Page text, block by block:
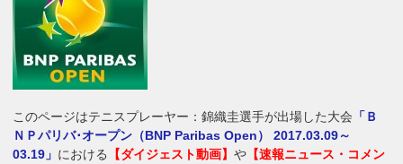
このページはテニスプレーヤー：錦織圭選手が出場した大会 「Ｂ
ＮＰパリバ･オープン（BNP Paribas Open） 2017.03.09～
03.19」 における 【ダイジェスト動画】や 【速報ニュース・コメン